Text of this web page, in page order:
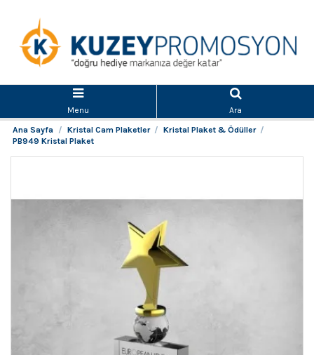
Menu
Ara
Ana Sayfa
Kristal Cam Plaketler
Kristal Plaket & Ödüller
PB949 Kristal Plaket